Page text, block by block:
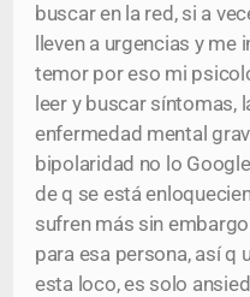
buscar en la red, si a
lleven a urgencias y me
temor por eso mi
leer y buscar síntomas,
enfermedad mental
bipolaridad no lo
de q se está
sufren más sin
para esa persona, así q
esta loco, es solo